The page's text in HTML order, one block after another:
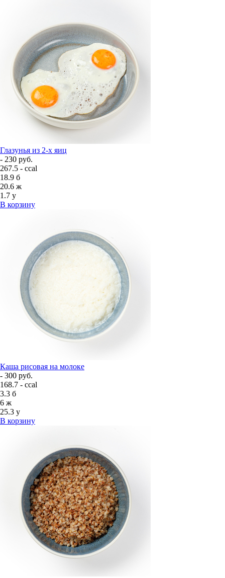
Глазунья из 2-х яиц
- 230 руб.
267.5 - ccal
18.9 б
20.6 ж
1.7 у
В корзину
Каша рисовая на молоке
- 300 руб.
168.7 - ccal
3.3 б
6 ж
25.3 у
В корзину